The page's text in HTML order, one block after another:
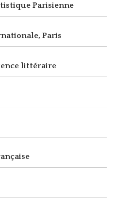
Parisienne
Paris
littéraire